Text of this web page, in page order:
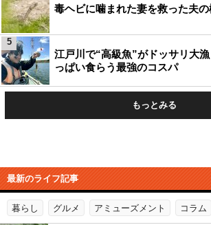
毒ヘビに噛まれた妻を救った夫
江戸川で“高級魚”がドッサリ大
っぱい食らう最強のコスパ
5
もっとみる
最新のライフ記事
暮らし グルメ アミューズメント コラム